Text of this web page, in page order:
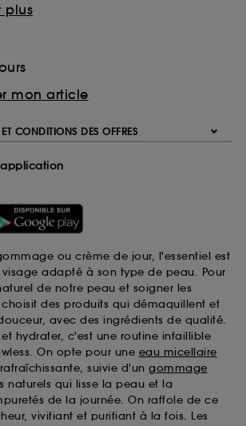
plus
mon article
CONDITIONS DES OFFRES
application
ou crème de jour, l'essentiel est
adapté à son type de peau. Pour
de notre peau et soigner les
des produits qui démaquillent et
avec des ingrédients de qualité.
hydrater, c'est une routine infaillible
On opte pour une eau micellaire
suivie d'un gommage
naturels qui lisse la peau et la
de la journée. On raffole de ce
vivifiant et purifiant à la fois. Les